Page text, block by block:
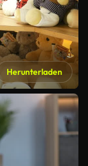
Herunterladen